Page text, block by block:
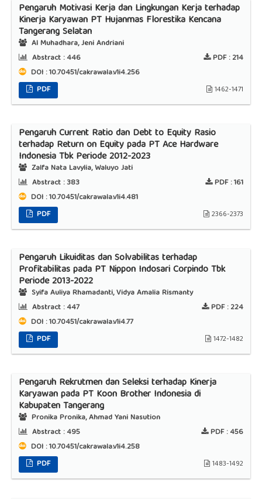
Pengaruh Motivasi Kerja dan Lingkungan Kerja terhadap
Kinerja Karyawan PT Hujanmas Florestika Kencana
Tangerang Selatan
Al Muhadhara, Jeni Andriani
Abstract :446 PDF :214
DOI : 10.70451/cakrawala.v1i4.256
PDF
1462-1471
Pengaruh Current Ratio dan Debt to Equity Rasio
terhadap Return on Equity pada PT Ace Hardware
Indonesia Tbk Periode 2012-2023
Zalfa Nata Lavylia, Waluyo Jati
Abstract :383 PDF :161
DOI : 10.70451/cakrawala.v1i4.481
PDF
2366-2373
Pengaruh Likuiditas dan Solvabilitas terhadap
Profitabilitas pada PT Nippon Indosari Corpindo Tbk
Periode 2013-2022
Syifa Auliya Rhamadanti, Vidya Amalia Rismanty
Abstract :447 PDF :224
DOI : 10.70451/cakrawala.v1i4.77
PDF
1472-1482
Pengaruh Rekrutmen dan Seleksi terhadap Kinerja
Karyawan pada PT Koon Brother Indonesia di
Kabupaten Tangerang
Pronika Pronika, Ahmad Yani Nasution
Abstract :495 PDF :456
DOI : 10.70451/cakrawala.v1i4.258
PDF
1483-1492